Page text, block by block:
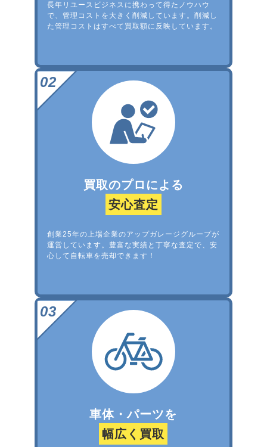
長年リユースビジネスに携わって得たノウハウ
で、管理コストを大きく削減しています。削減し
た管理コストはすべて買取額に反映しています。
買取のプロによる
安心査定
創業25年の上場企業のアップガレージグループが
運営しています。豊富な実績と丁寧な査定で、安
心して自転車を売却できます！
車体・パーツを
幅広く買取